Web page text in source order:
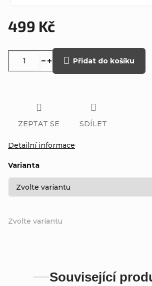
499 Kč
Zvolte variantu
Varianta
Přidat do košíku
Detailní informace
ZEPTAT SE SDÍLET
Související